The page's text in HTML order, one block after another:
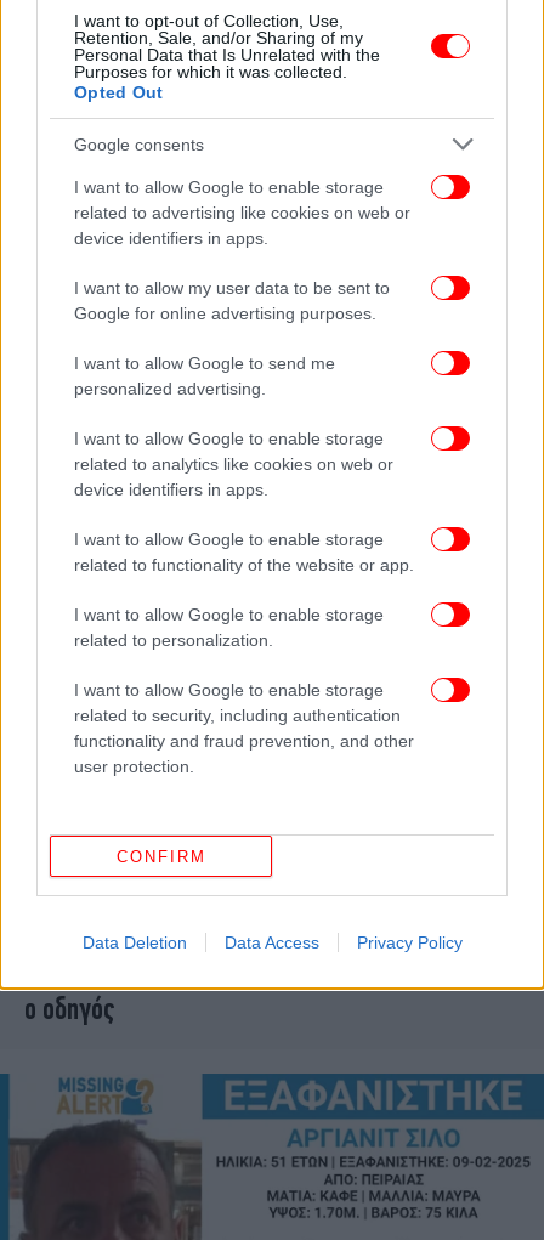
I want to opt-out of Collection, Use,
Retention, Sale, and/or Sharing of my
Personal Data that Is Unrelated with the
Purposes for which it was collected.
Opted Out
Google consents
I want to allow Google to enable storage
related to advertising like cookies on web or
device identifiers in apps.
I want to allow my user data to be sent to
Google for online advertising purposes.
I want to allow Google to send me
personalized advertising.
I want to allow Google to enable storage
related to analytics like cookies on web or
device identifiers in apps.
I want to allow Google to enable storage
related to functionality of the website or app.
I want to allow Google to enable storage
related to personalization.
I want to allow Google to enable storage
related to security, including authentication
functionality and fraud prevention, and other
user protection.
CONFIRM
Data Deletion Data Access Privacy Policy
έσπασε τζάμια στο ΑΧΕΠΑ επειδή τον
«εξαγρίωσε» η αναμονή!
ΕΛΛΑΔΑ 04/04/2025 18:23
Κορωπί: Προφυλακίστηκε ο 51χρονος για τις
επιθέσεις με κατσαβίδι -«Όποιος με πειράξει, θα
τον σκοτώσω»
Τροχαίο δυστύχημα στους Αγίους Αναργύρους:
ο οδηγός